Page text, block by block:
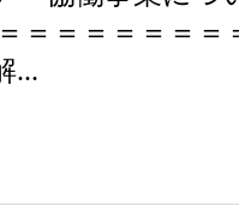
＝＝＝＝＝＝
...